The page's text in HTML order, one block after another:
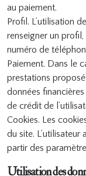
au paiement.
Profil. L’utilisation
renseigner un
numéro de
Paiement. Dans le
prestations
données
de crédit de
Cookies. Les
du site.
partir des
Utilisation des